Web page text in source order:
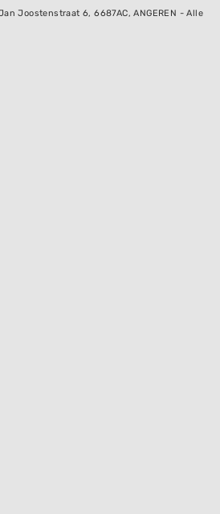
Joostenstraat 6, 6687AC, ANGEREN - Alle